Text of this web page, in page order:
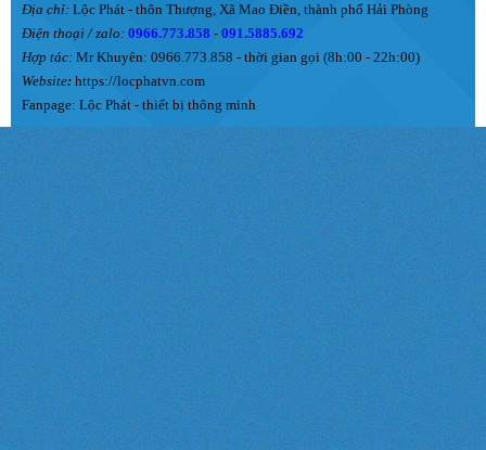
Địa chỉ: Lộc Phát - thôn Thượng, Xã Mao Điền, thành phố Hải Phòng
Điện thoại / zalo: 0966.773.858 - 091.5885.692
Hợp tác: Mr Khuyên: 0966.773.858 - thời gian gọi (8h:00 - 22h:00)
Website: https://locphatvn.com
Fanpage: Lộc Phát - thiết bị thông minh